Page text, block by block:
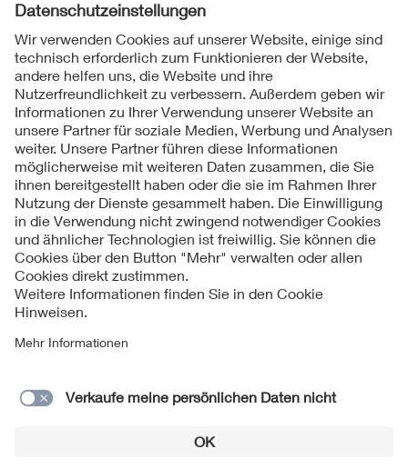
Folgen Sie uns
Kontakte
Service
Impressum
Datenschutzinformationen
Cookie Hinweise
Lieferantenportal
© 2026 VDE Verband der Elektrotechnik Elektronik